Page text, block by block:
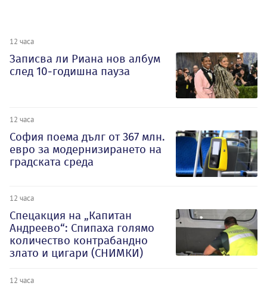
12 часа
Записва ли Риана нов албум
след 10-годишна пауза
12 часа
София поема дълг от 367 млн.
евро за модернизирането на
градската среда
12 часа
Спецакция на „Капитан
Андреево“: Спипаха голямо
количество контрабандно
злато и цигари (СНИМКИ)
12 часа